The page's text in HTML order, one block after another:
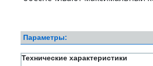
Параметры:
Технические характеристики